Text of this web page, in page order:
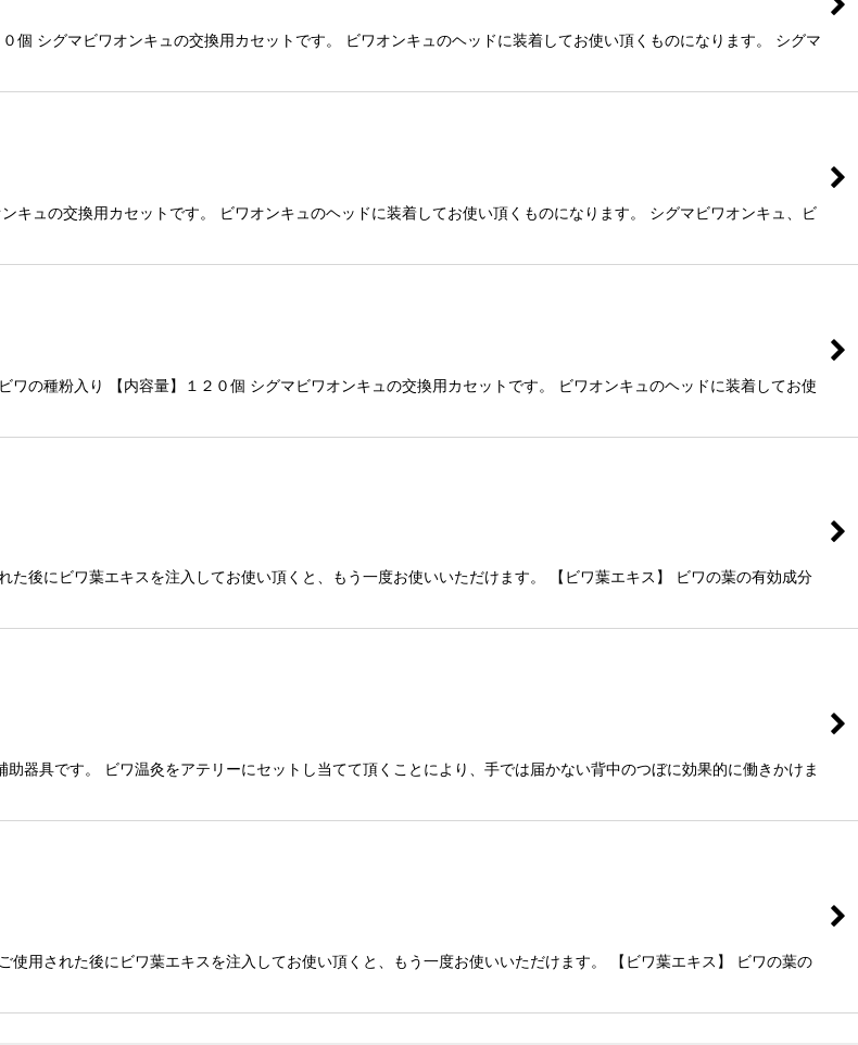
個 シグマビワオンキュの交換用カセットです。 ビワオンキュのヘッドに装着してお使い頂くものになります。 シグマ
キュの交換用カセットです。 ビワオンキュのヘッドに装着してお使い頂くものになります。 シグマビワオンキュ、ビ
の種粉入り 【内容量】１２０個 シグマビワオンキュの交換用カセットです。 ビワオンキュのヘッドに装着してお使
後にビワ葉エキスを注入してお使い頂くと、もう一度お使いいただけます。 【ビワ葉エキス】 ビワの葉の有効成分
器具です。 ビワ温灸をアテリーにセットし当てて頂くことにより、手では届かない背中のつぼに効果的に働きかけま
用された後にビワ葉エキスを注入してお使い頂くと、もう一度お使いいただけます。 【ビワ葉エキス】 ビワの葉の